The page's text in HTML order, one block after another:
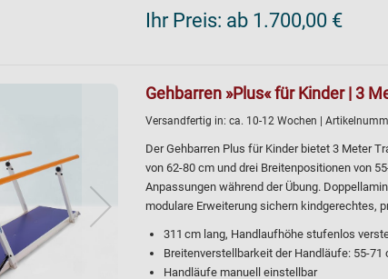
Ihr Preis: ab 1.700,00 €
Gehbarren »Plus« für Kinder | 3
Versandfertig in: ca. 10-12 Wochen |
Der Gehbarren Plus für Kinder bietet 3 Meter
von 62-80 cm und drei Breitenpositionen von
Anpassungen während der Übung.
modulare Erweiterung sichern kindgerechtes,
311 cm lang, Handlaufhöhe stufenlos
Breitenverstellbarkeit der Handläufe: 55-71
Handläufe manuell einstellbar